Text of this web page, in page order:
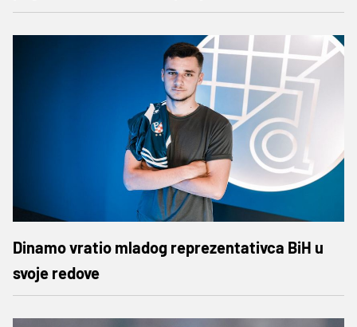
Dinamo vratio mladog reprezentativca BiH u
svoje redove